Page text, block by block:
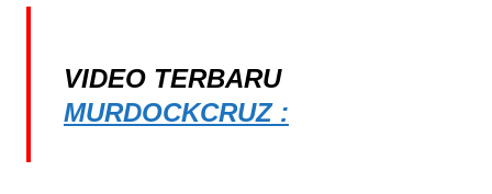
VIDEO TERBARU
MURDOCKCRUZ :